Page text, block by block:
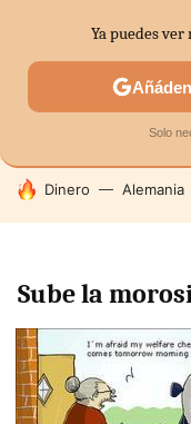
SECTORES
HOY SE HABLA DE
Dinero Alemania
Sube la
Ya puedes ver
Solo